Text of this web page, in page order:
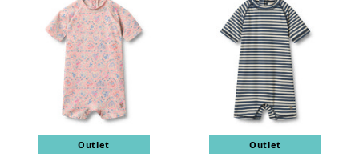
Outlet Outlet